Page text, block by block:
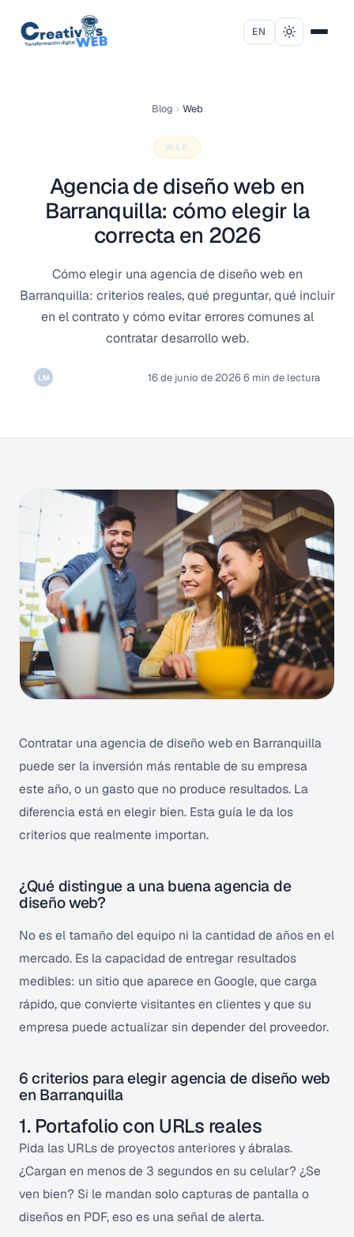
Saltar al contenido
EN
Blog Web
WEB
Agencia de diseño web en
Barranquilla: cómo elegir la
correcta en 2026
Cómo elegir una agencia de diseño web en
Barranquilla: criterios reales, qué preguntar, qué incluir
en el contrato y cómo evitar errores comunes al
contratar desarrollo web.
LM 16 de junio de 20266 min de lectura
Contratar una agencia de diseño web en Barranquilla
puede ser la inversión más rentable de su empresa
este año, o un gasto que no produce resultados. La
diferencia está en elegir bien. Esta guía le da los
criterios que realmente importan.
¿Qué distingue a una buena agencia de
diseño web?
No es el tamaño del equipo ni la cantidad de años en el
mercado. Es la capacidad de entregar resultados
medibles: un sitio que aparece en Google, que carga
rápido, que convierte visitantes en clientes y que su
empresa puede actualizar sin depender del proveedor.
6 criterios para elegir agencia de diseño web
en Barranquilla
1. Portafolio con URLs reales
Pida las URLs de proyectos anteriores y ábralas.
¿Cargan en menos de 3 segundos en su celular? ¿Se
ven bien? Si le mandan solo capturas de pantalla o
diseños en PDF, eso es una señal de alerta.